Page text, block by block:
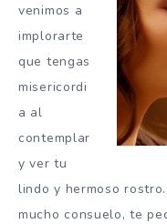
venimos a
implorarte
que tengas
misericordi
a al
contemplar
y ver tu
lindo y hermoso
mucho consuelo, te